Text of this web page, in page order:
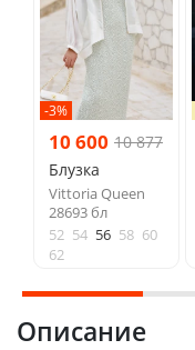
-3%
10 600 10 877
Блузка
Vittoria Queen
28693 бл
52 54 56 58 60
62
Описание